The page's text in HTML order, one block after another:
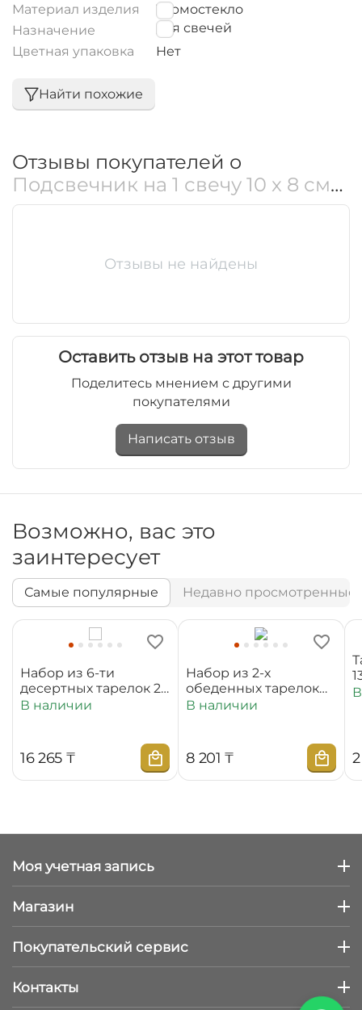
Материал изделия
Термостекло
Назначение
для свечей
Цветная упаковка
Нет
Найти похожие
Отзывы покупателей о
Подсвечник на 1 свечу 10 x 8 см
WL‑888973/A
Отзывы не найдены
Оставить отзыв на этот товар
Поделитесь мнением с другими
покупателями
Написать отзыв
Возможно, вас это
заинтересует
Самые популярные Недавно просмотренные
Набор из 6-ти
десертных тарелок 20
см WL‑880100‑JV/6C
В наличии
16 265 ₸
Набор из 2-х
обеденных тарелок
25,5 см
В наличии
8 201 ₸
Моя учетная запись
Магазин
Покупательский сервис
Контакты